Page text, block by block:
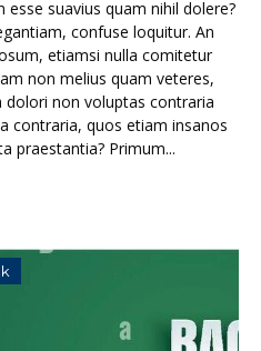
suavius quam nihil dolere?
confuse loquitur. An
etiamsi nulla comitetur
non melius quam veteres,
non voluptas contraria
contraria, quos etiam insanos
praestantia? Primum...